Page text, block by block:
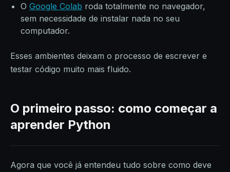
O Google Colab roda totalmente no navegador,
sem necessidade de instalar nada no seu
computador.
Esses ambientes deixam o processo de escrever e
testar código muito mais fluido.
O primeiro passo: como começar a
aprender Python
Agora que você já entendeu tudo sobre como deve